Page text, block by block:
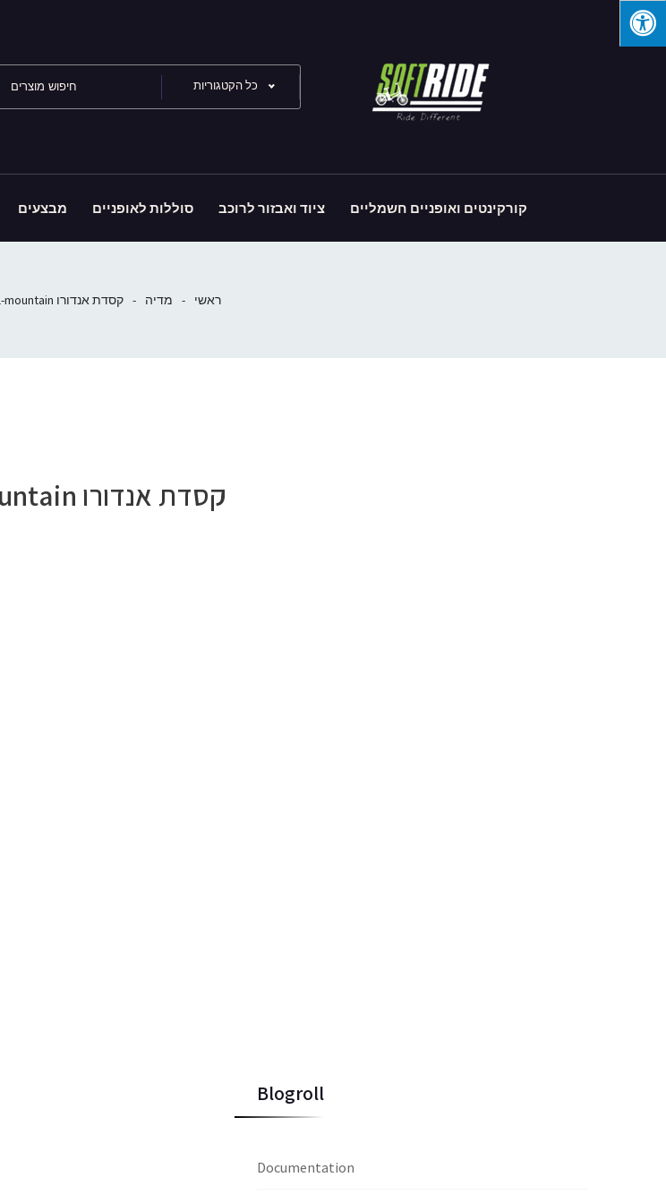
כל הקטגוריות
קורקינטים ואופניים חשמליים ציוד ואבזור לרוכב סוללות לאופניים מבצעים
ראשי - מדיה - קסדת אנדורו BLACK/WHITE all-mountainה
קסדת אנדורו BLACK/WHITE all-mountainה
Blogroll
Documentation